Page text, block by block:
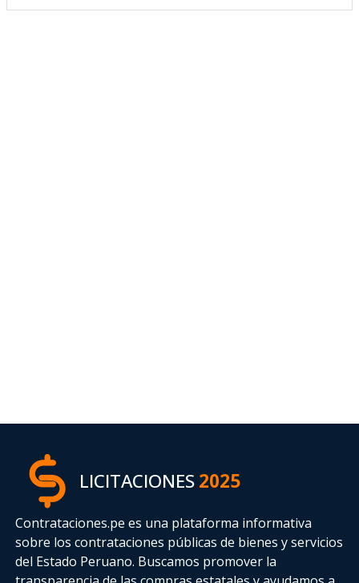
LICITACIONES2025
Contrataciones.pe es una plataforma informativa
sobre los contrataciones públicas de bienes y servicios
del Estado Peruano. Buscamos promover la